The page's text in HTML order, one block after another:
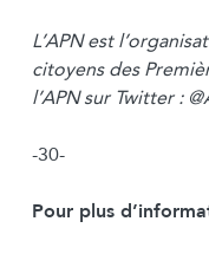
L’APN est
citoyens des
l’APN sur Twitter :
-30-
Pour plus